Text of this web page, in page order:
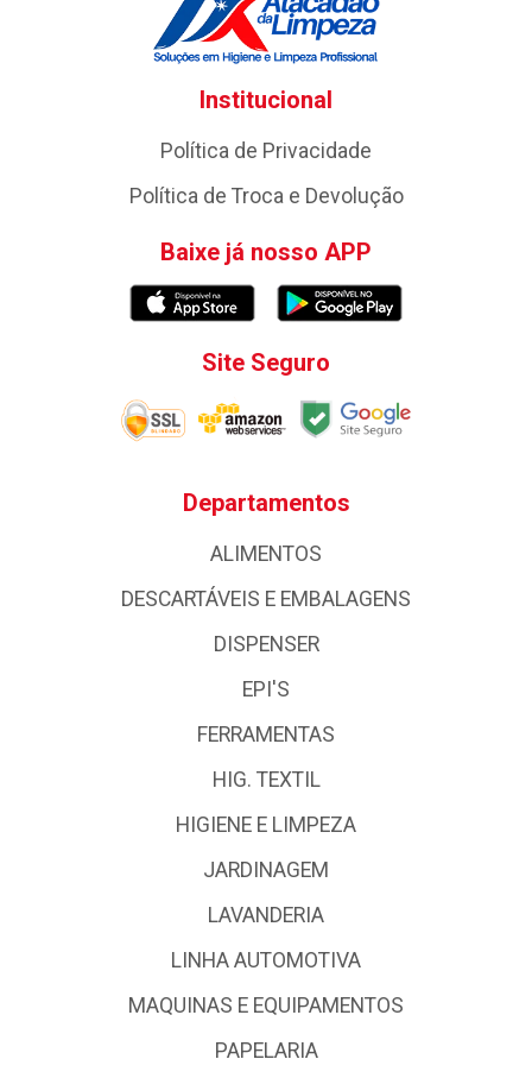
Institucional
Política de Privacidade
Política de Troca e Devolução
Baixe já nosso APP
Site Seguro
Departamentos
ALIMENTOS
DESCARTÁVEIS E EMBALAGENS
DISPENSER
EPI'S
FERRAMENTAS
HIG. TEXTIL
HIGIENE E LIMPEZA
JARDINAGEM
LAVANDERIA
LINHA AUTOMOTIVA
MAQUINAS E EQUIPAMENTOS
PAPELARIA